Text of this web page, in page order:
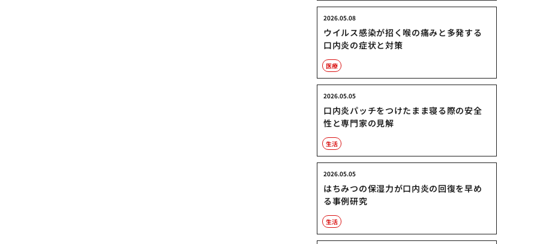
ウイルス感染が招く喉の痛みと多発する
口内炎の症状と対策
2026.05.08
医療
口内炎パッチをつけたまま寝る際の安全
性と専門家の見解
2026.05.05
生活
はちみつの保湿力が口内炎の回復を早め
る事例研究
2026.05.05
生活